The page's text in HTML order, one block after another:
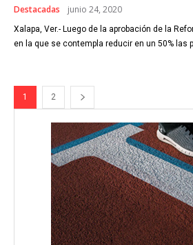
Destacadas junio 24, 2020
Xalapa, Ver.- Luego de la aprobación de la
en la que se contempla reducir en un 50% las
1 2